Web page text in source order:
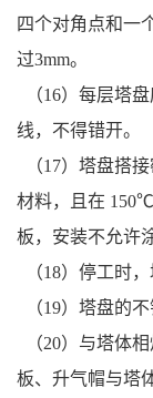
四个对角点和一
过3mm。
（16）每层塔
线，不得错开。
（17）塔盘搭
材料，且在
板，安装不允许
（18）停工时
（19）塔盘的
（20）与塔体
板、升气帽与塔